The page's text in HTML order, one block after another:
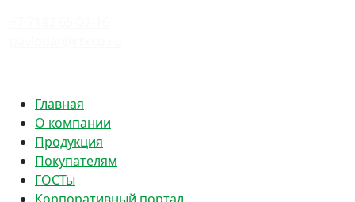
Главная
О компании
Продукция
Покупателям
ГОСТы
Корпоративный портал